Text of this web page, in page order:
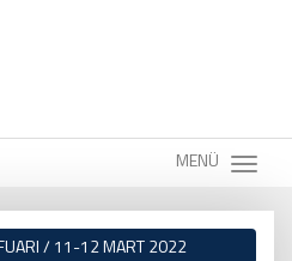
MENÜ
FUARI / 11-12 MART 2022